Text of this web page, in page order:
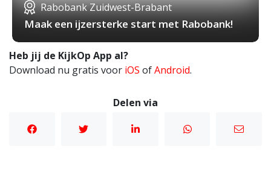
Rabobank Zuidwest-Brabant
Maak een ijzersterke start met Rabobank!
Heb jij de KijkOp App al?
Download nu gratis voor iOS ofAndroid.
Delen via